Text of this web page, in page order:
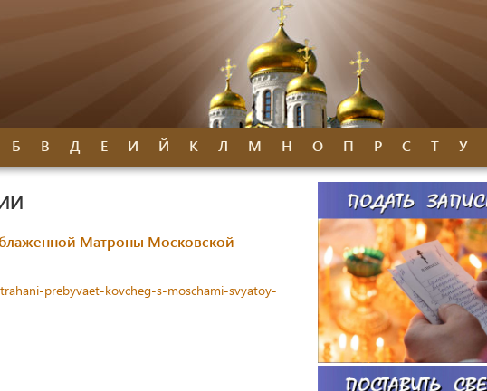
Б В Д Е И Й К Л М Н О П Р С Т У
Матроны Московской
prebyvaet-kovcheg-s-moschami-svyatoy-